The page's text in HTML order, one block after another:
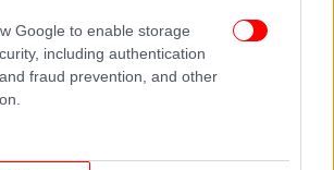
Google to enable storage
including authentication
fraud prevention, and other